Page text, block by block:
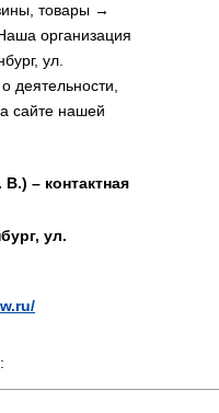
товары →
организация
ул.
сайте нашей
– контактная
ул.